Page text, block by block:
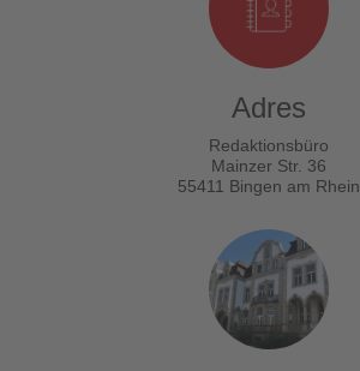
Adres
Redaktionsbüro
Mainzer Str. 36
55411 Bingen am Rhein